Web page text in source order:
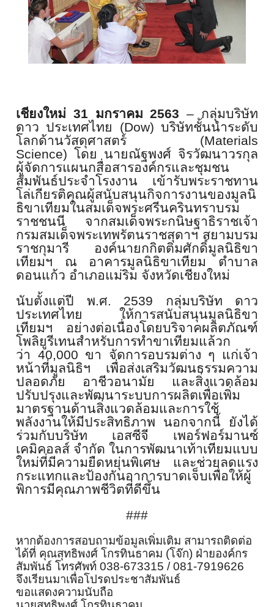
เชียงใหม่ 31 มกราคม2563 –กลุ่มบริษัท
ดาว ประเทศไทย (Dow)บริษัทชั้นนำระดับ
โลกด้านวัสดุศาสตร์ (Materials
Science) โดย นายณัฐพงศ์ จิรวัฒนาวรกุล
ผู้จัดการแผนกสื่อสารองค์กรและชุมชน
สัมพันธ์ประจำโรงงาน เข้ารับพระราชทาน
โล่เกียรติคุณผู้สนับสนุนกิจการงานของมูลนิ
ธิขาเทียมในสมเด็จพระศรีนครินทราบรม
ราชชนนี จากสมเด็จพระกนิษฐาธิราชเจ้า
กรมสมเด็จพระเทพรัตนราชสุดาฯ สยามบรม
ราชกุมารี องค์นายกกิตติมศักดิ์มูลนิธิขา
เทียมฯ ณ อาคารมูลนิธิขาเทียม ตำบาล
ดอนแก้ว อำเภอแม่ริม จังหวัดเชียงใหม่
นับตั้งแต่ปี พ.ศ. 2539 กลุ่มบริษัท ดาว
ประเทศไทย ให้การสนับสนุนมูลนิธิขา
เทียมฯ อย่างต่อเนื่องโดยบริจาคผลิตภัณฑ์
โพลิยูรีเทนสำหรับการทำขาเทียมแล้วก
ว่า 40,000 ขา จัดการอบรมต่าง ๆ แก่เจ้า
หน้าที่มูลนิธิฯ เพื่อส่งเสริมวัฒนธรรมความ
ปลอดภัย อาชีวอนามัย และสิ่งแวดล้อม
ปรับปรุงและพัฒนาระบบการผลิตเพื่อเพิ่ม
มาตรฐานด้านสิ่งแวดล้อมและการใช้
พลังงานให้มีประสิทธิภาพ นอกจากนี้ ยังได้
ร่วมกับบริษัท เอสซีจี เพอร์ฟอร์มานซ์
เคมิคอลส์ จำกัด ในการพัฒนาเท้าเทียมแบบ
ใหม่ที่มีความยืดหยุ่นพิเศษ และช่วยลดแรง
กระแทกและป้องกันอาการบาดเจ็บเพื่อให้ผู้
พิการมีคุณภาพชีวิตที่ดีขึ้น
###
หากต้องการสอบถามข้อมูลเพิ่มเติม สามารถติดต่อ
ได้ที่ คุณสุทธิพงศ์ โกรทินธาคม (โจ๊ก) ฝ่ายองค์กร
สัมพันธ์ โทรศัพท์ 038-673315 / 081-7919626
จึงเรียนมาเพื่อโปรดประชาสัมพันธ์
ขอแสดงความนับถือ